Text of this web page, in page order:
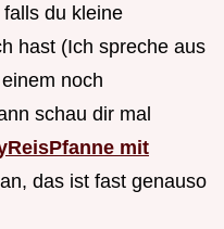
du kleine
hast (Ich spreche aus
noch
schau dir mal
mit
an, das ist fast genauso